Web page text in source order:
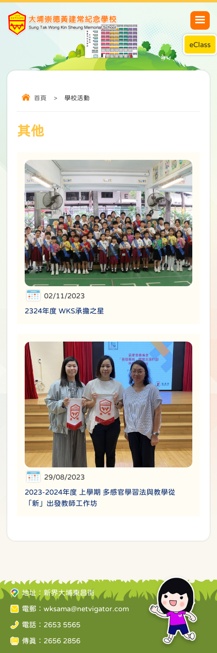
eClass
首頁 > 學校活動
其他
02/11/2023
2324年度 WKS承擔之星
29/08/2023
2023-2024年度 上學期 多感官學習法與教學從
「新」出發教師工作坊
地址：新界大埔東昌街
電郵： wksama@netvigator.com
電話：2653 5565
傳真：2656 2856